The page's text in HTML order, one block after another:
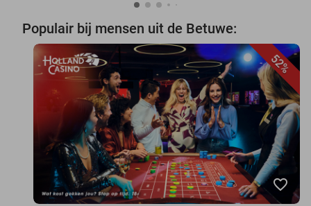
Populair bij mensen uit de Betuwe:
52%
favorite_border